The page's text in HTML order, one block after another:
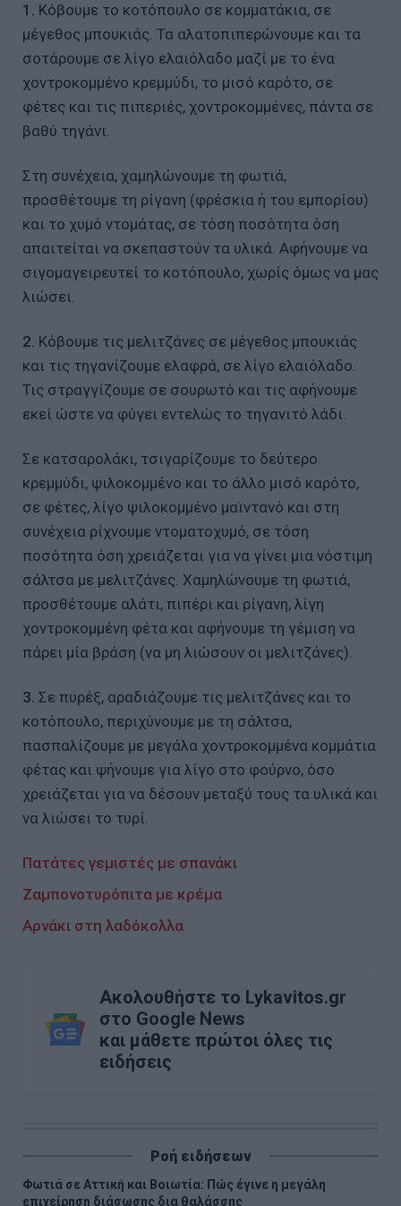
1. Κόβουμε το κοτόπουλο σε κομματάκια, σε
μέγεθος μπουκιάς. Τα αλατοπιπερώνουμε και τα
σοτάρουμε σε λίγο ελαιόλαδο μαζί με το ένα
χοντροκομμένο κρεμμύδι, το μισό καρότο, σε
φέτες και τις πιπεριές, χοντροκομμένες, πάντα σε
βαθύ τηγάνι.
Στη συνέχεια, χαμηλώνουμε τη φωτιά,
προσθέτουμε τη ρίγανη (φρέσκια ή του εμπορίου)
και το χυμό ντομάτας, σε τόση ποσότητα όση
απαιτείται να σκεπαστούν τα υλικά. Αφήνουμε να
σιγομαγειρευτεί το κοτόπουλο, χωρίς όμως να μας
λιώσει.
2. Κόβουμε τις μελιτζάνες σε μέγεθος μπουκιάς
και τις τηγανίζουμε ελαφρά, σε λίγο ελαιόλαδο.
Τις στραγγίζουμε σε σουρωτό και τις αφήνουμε
εκεί ώστε να φύγει εντελώς το τηγανιτό λάδι.
Σε κατσαρολάκι, τσιγαρίζουμε το δεύτερο
κρεμμύδι, ψιλοκομμένο και το άλλο μισό καρότο,
σε φέτες, λίγο ψιλοκομμένο μαϊντανό και στη
συνέχεια ρίχνουμε ντοματοχυμό, σε τόση
ποσότητα όση χρειάζεται για να γίνει μια νόστιμη
σάλτσα με μελιτζάνες. Χαμηλώνουμε τη φωτιά,
προσθέτουμε αλάτι, πιπέρι και ρίγανη, λίγη
χοντροκομμένη φέτα και αφήνουμε τη γέμιση να
πάρει μία βράση (να μη λιώσουν οι μελιτζάνες).
3. Σε πυρέξ, αραδιάζουμε τις μελιτζάνες και το
κοτόπουλο, περιχύνουμε με τη σάλτσα,
πασπαλίζουμε με μεγάλα χοντροκομμένα κομμάτια
φέτας και ψήνουμε για λίγο στο φούρνο, όσο
χρειάζεται για να δέσουν μεταξύ τους τα υλικά και
να λιώσει το τυρί.
Πατάτες γεμιστές με σπανάκι
Ζαμπονοτυρόπιτα με κρέμα
Αρνάκι στη λαδόκολλα
Ακολουθήστε το Lykavitos.gr
στο Google News
και μάθετε πρώτοι όλες τις
ειδήσεις
Ροή ειδήσεων
Φωτιά σε Αττική και Βοιωτία: Πώς έγινε η μεγάλη
επιχείρηση διάσωσης δια θαλάσσης